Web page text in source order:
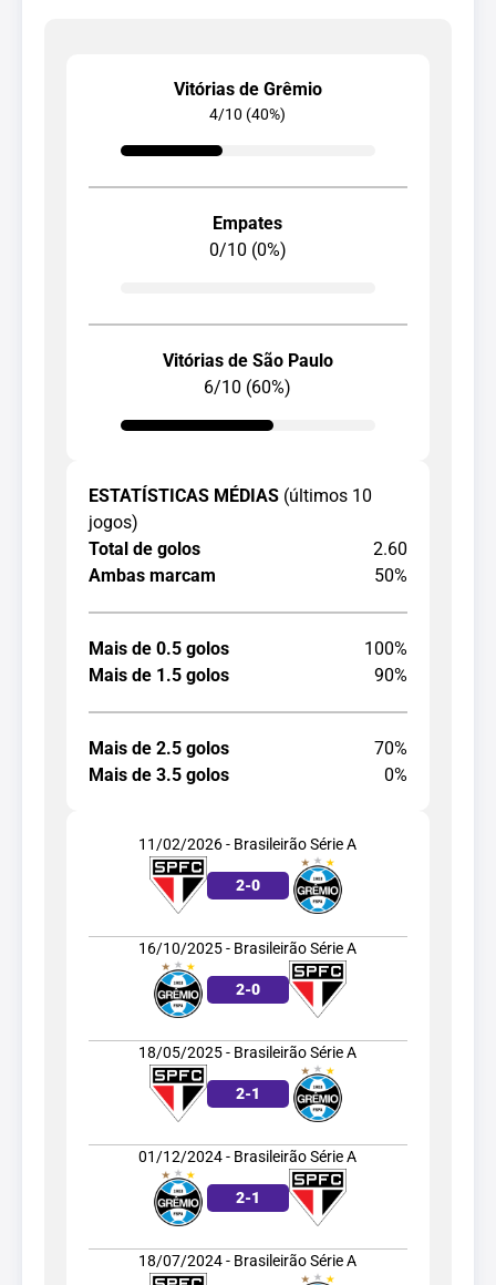
Vitórias de Grêmio
4/10 (40%)
Empates
0/10 (0%)
Vitórias de São Paulo
6/10 (60%)
ESTATÍSTICAS MÉDIAS (últimos 10
jogos)
Total de golos
2.60
Ambas marcam
50%
Mais de 0.5 golos
100%
Mais de 1.5 golos
90%
Mais de 2.5 golos
70%
Mais de 3.5 golos
0%
11/02/2026 - Brasileirão Série A
2-0
16/10/2025 - Brasileirão Série A
2-0
18/05/2025 - Brasileirão Série A
2-1
01/12/2024 - Brasileirão Série A
2-1
18/07/2024 - Brasileirão Série A